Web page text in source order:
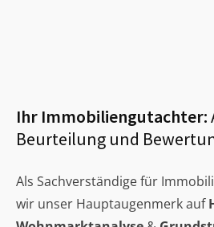
Ihr Immobiliengutachter:
Beurteilung und
Als Sachverständige für
wir unser Hauptaugenmerk auf